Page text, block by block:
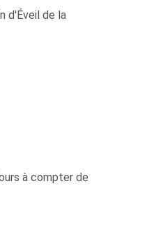
d'Éveil de la
à compter de